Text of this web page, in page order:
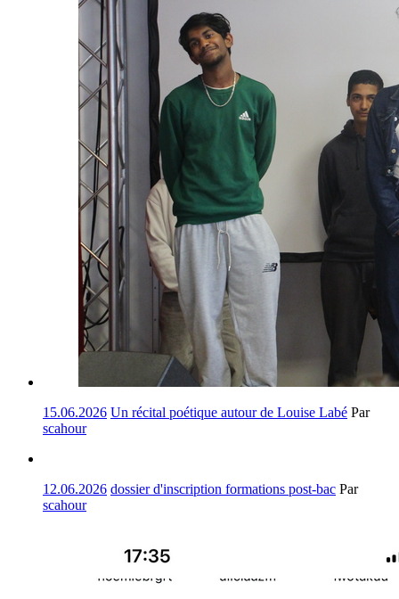
15.06.2026 Un récital poétique autour de Louise Labé Par
scahour
12.06.2026 dossier d'inscription formations post-bac Par
scahour